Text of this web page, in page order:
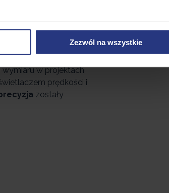
Zezwól na wszystkie
klasę
Wygoda i poczucie
w projektach
prędkości i
zostały